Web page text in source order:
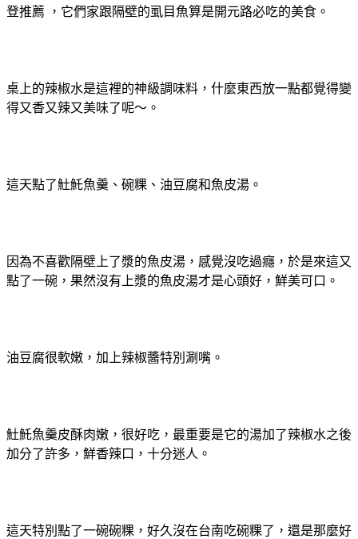
登推薦 ，它們家跟隔壁的虱目魚算是開元路必吃的美食。
桌上的辣椒水是這裡的神級調味料，什麼東西放一點都覺得變
得又香又辣又美味了呢～。
這天點了𩵚魠魚羹、碗粿、油豆腐和魚皮湯。
因為不喜歡隔壁上了漿的魚皮湯，感覺沒吃過癮，於是來這又
點了一碗，果然沒有上漿的魚皮湯才是心頭好，鮮美可口。
油豆腐很軟嫩，加上辣椒醬特別涮嘴。
𩵚魠魚羹皮酥肉嫩，很好吃，最重要是它的湯加了辣椒水之後
加分了許多，鮮香辣口，十分迷人。
這天特別點了一碗碗粿，好久沒在台南吃碗粿了，還是那麼好